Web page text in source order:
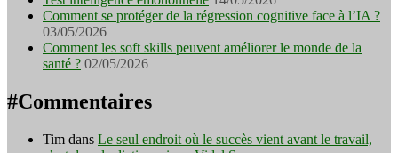
Comment se protéger de la régression cognitive face à l’IA ?
03/05/2026
Comment les soft skills peuvent améliorer le monde de la
santé ? 02/05/2026
#Commentaires
Tim dans Le seul endroit où le succès vient avant le travail,